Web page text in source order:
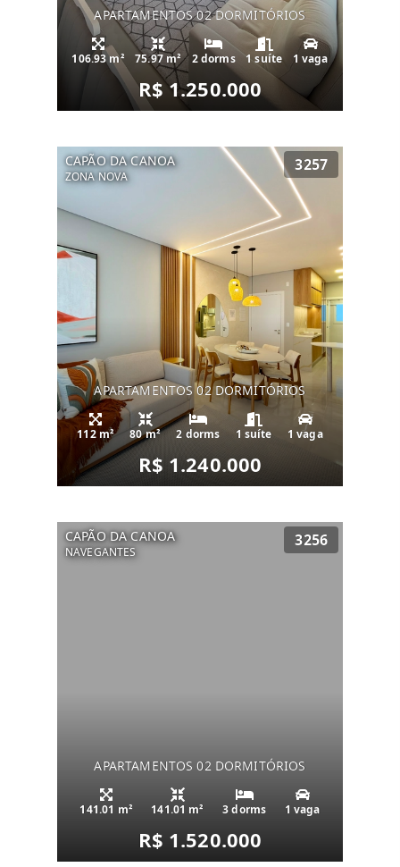
APARTAMENTOS 02 DORMITÓRIOS
106.93 m² 75.97 m² 2 dorms 1 suíte 1 vaga
R$ 1.250.000
CAPÃO DA CANOA
ZONA NOVA
3257
APARTAMENTOS 02 DORMITÓRIOS
112 m² 80 m² 2 dorms 1 suíte 1 vaga
R$ 1.240.000
CAPÃO DA CANOA
NAVEGANTES
3256
APARTAMENTOS 02 DORMITÓRIOS
141.01 m² 141.01 m² 3 dorms 1 vaga
R$ 1.520.000